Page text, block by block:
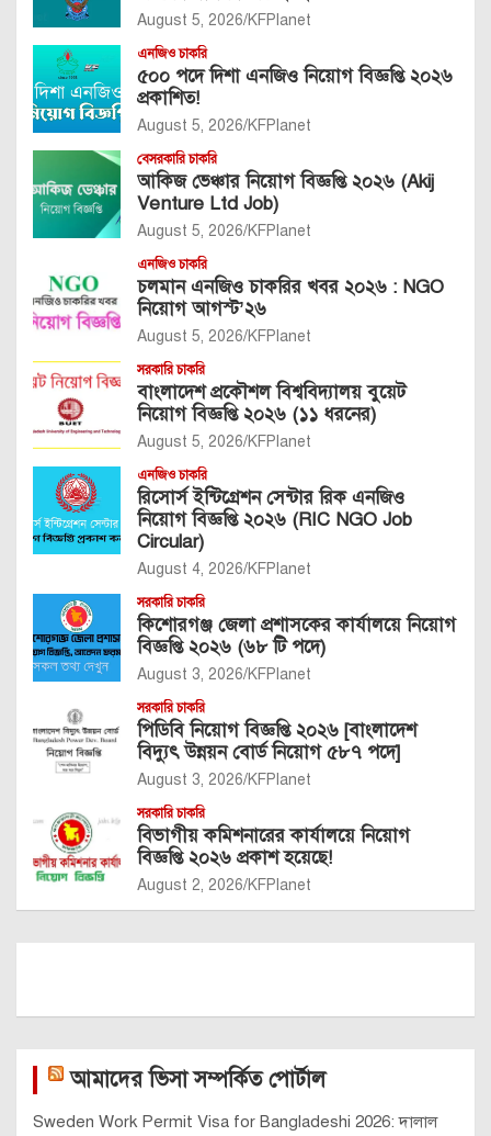
August 5, 2026 KFPlanet
এনজিও চাকরি
৫০০ পদে দিশা এনজিও নিয়োগ বিজ্ঞপ্তি ২০২৬
প্রকাশিত!
August 5, 2026 KFPlanet
বেসরকারি চাকরি
আকিজ ভেঞ্চার নিয়োগ বিজ্ঞপ্তি ২০২৬ (Akij
Venture Ltd Job)
August 5, 2026 KFPlanet
এনজিও চাকরি
চলমান এনজিও চাকরির খবর ২০২৬ : NGO
নিয়োগ আগস্ট’২৬
August 5, 2026 KFPlanet
সরকারি চাকরি
বাংলাদেশ প্রকৌশল বিশ্ববিদ্যালয় বুয়েট
নিয়োগ বিজ্ঞপ্তি ২০২৬ (১১ ধরনের)
August 5, 2026 KFPlanet
এনজিও চাকরি
রিসোর্স ইন্টিগ্রেশন সেন্টার রিক এনজিও
নিয়োগ বিজ্ঞপ্তি ২০২৬ (RIC NGO Job
Circular)
August 4, 2026 KFPlanet
সরকারি চাকরি
কিশোরগঞ্জ জেলা প্রশাসকের কার্যালয়ে নিয়োগ
বিজ্ঞপ্তি ২০২৬ (৬৮ টি পদে)
August 3, 2026 KFPlanet
সরকারি চাকরি
পিডিবি নিয়োগ বিজ্ঞপ্তি ২০২৬ [বাংলাদেশ
বিদ্যুৎ উন্নয়ন বোর্ড নিয়োগ ৫৮৭ পদে]
August 3, 2026 KFPlanet
সরকারি চাকরি
বিভাগীয় কমিশনারের কার্যালয়ে নিয়োগ
বিজ্ঞপ্তি ২০২৬ প্রকাশ হয়েছে!
August 2, 2026 KFPlanet
আমাদের ভিসা সম্পর্কিত পোর্টাল
Sweden Work Permit Visa for Bangladeshi 2026: দালাল